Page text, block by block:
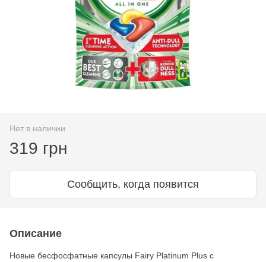
Нет в наличии
319 грн
Сообщить, когда появится
Описание
Новые бесфосфатные капсулы Fairy Platinum Plus с